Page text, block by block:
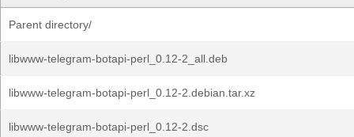
Parent directory/
libwww-telegram-botapi-perl_0.12-2_all.deb
libwww-telegram-botapi-perl_0.12-2.debian.tar.xz
libwww-telegram-botapi-perl_0.12-2.dsc